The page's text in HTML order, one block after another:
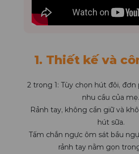
1. Thiết kế và
2 trong 1: Tùy chọn hút đôi,
nhu cầu của mẹ.
Rảnh tay, không cần giữ và
hút sữa.
Tấm chắn ngực ôm sát bầu
rảnh tay nằm gọn